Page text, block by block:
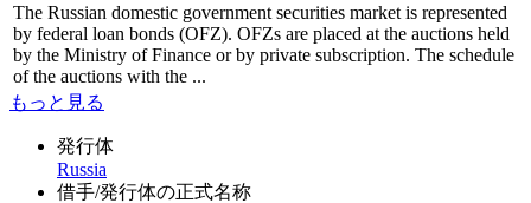
The Russian domestic government securities market is represented
by federal loan bonds (OFZ). OFZs are placed at the auctions held
by the Ministry of Finance or by private subscription. The schedule
of the auctions with the ...
もっと見る
発行体
Russia
借手/発行体の正式名称